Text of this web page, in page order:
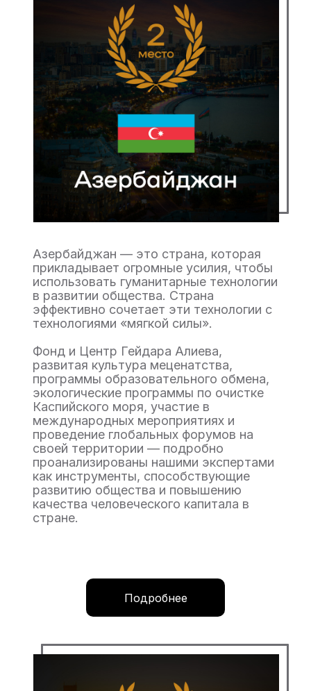
Азербайджан — это страна, которая
прикладывает огромные усилия, чтобы
использовать гуманитарные технологии
в развитии общества. Страна
эффективно сочетает эти технологии с
технологиями «мягкой силы».
Фонд и Центр Гейдара Алиева,
развитая культура меценатства,
программы образовательного обмена,
экологические программы по очистке
Каспийского моря, участие в
международных мероприятиях и
проведение глобальных форумов на
своей территории — подробно
проанализированы нашими экспертами
как инструменты, способствующие
развитию общества и повышению
качества человеческого капитала в
стране.
Подробнее